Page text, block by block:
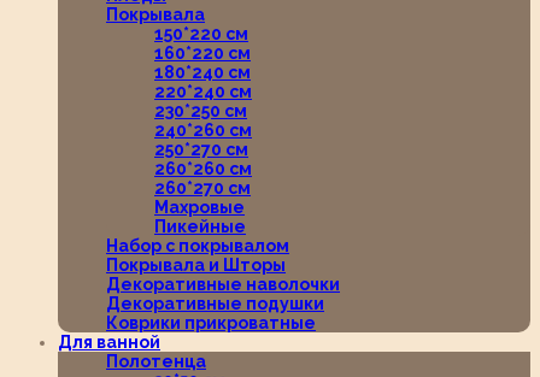
Покрывала
150*220 см
160*220 см
180*240 см
220*240 см
230*250 см
240*260 см
250*270 см
260*260 см
260*270 см
Махровые
Пикейные
Набор с покрывалом
Покрывала и Шторы
Декоративные наволочки
Декоративные подушки
Коврики прикроватные
Для ванной
Полотенца